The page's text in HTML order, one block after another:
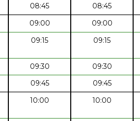
08:45 08:45
09:00 09:00
09:15 09:15
09:30 09:30
09:45 09:45
10:00 10:00